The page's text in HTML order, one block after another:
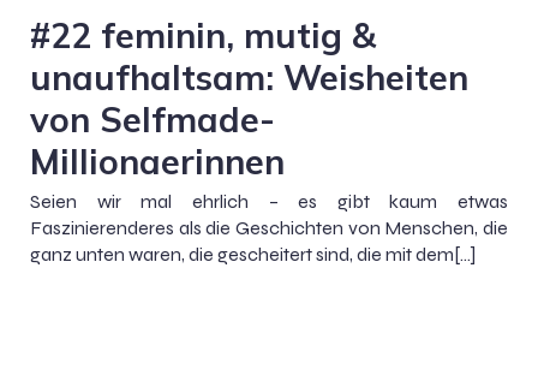
#22 feminin, mutig &
unaufhaltsam: Weisheiten
von Selfmade-
Millionaerinnen
Seien wir mal ehrlich – es gibt kaum etwas
Faszinierenderes als die Geschichten von Menschen, die
ganz unten waren, die gescheitert sind, die mit dem[…]